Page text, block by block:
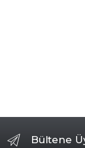
Bültene